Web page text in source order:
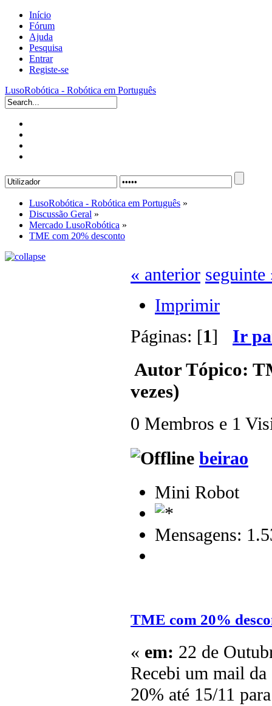
Início
Fórum
Ajuda
Pesquisa
Entrar
Registe-se
LusoRobótica - Robótica em Português
LusoRobótica - Robótica em Português »
Discussão Geral »
Mercado LusoRobótica »
TME com 20% desconto
« anterior seguinte
Imprimir
Páginas: [1] Ir
AutorTópico:
vezes)
0 Membros e 1
beirao
Mini Robot
Mensagens:
TME com 20%
« em: 22 de
Recebi um mail
20% até 15/11